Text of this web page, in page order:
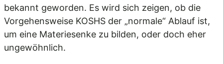
bekannt geworden. Es wird sich zeigen, ob die
Vorgehensweise KOSHS der „normale“ Ablauf ist,
um eine Materiesenke zu bilden, oder doch eher
ungewöhnlich.